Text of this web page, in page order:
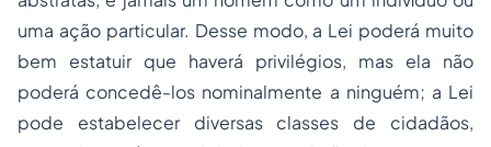
uma ação particular. Desse modo, a Lei poderá muito
bem estatuir que haverá privilégios, mas ela não
poderá concedê-los nominalmente a ninguém; a Lei
pode estabelecer diversas classes de cidadãos,